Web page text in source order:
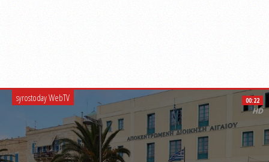
syrostoday WebTV 00:22
HD